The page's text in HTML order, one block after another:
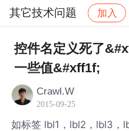
其它技术问题 加入
社区 其它技术问题
控件名定义死了
一些值&#xff1f;
Crawl.W
2015-09-25
如标签 lbl1，lbl2，lbl3，